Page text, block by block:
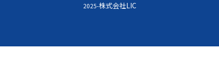
2025-株式会社LIC